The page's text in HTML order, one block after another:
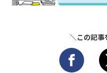
＼この記事